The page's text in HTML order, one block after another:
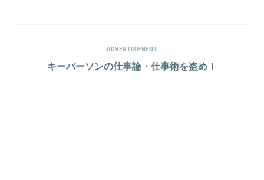
ADVERTISEMENT
キーパーソンの仕事論・仕事術を盗め！